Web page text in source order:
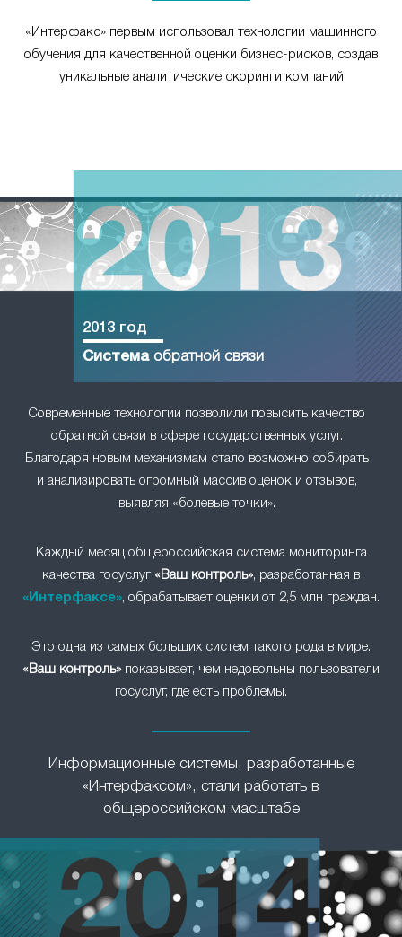
«Интерфакс» первым использовал технологии машинного
обучения для качественной оценки бизнес-рисков, создав
уникальные аналитические скоринги компаний
Современные технологии позволили повысить качество
обратной связи в сфере государственных услуг.
Благодаря новым механизмам стало возможно собирать
и анализировать огромный массив оценок и отзывов,
выявляя «болевые точки».
2013 год
Системаобратной связи
Каждый месяц общероссийская система мониторинга
качества госуслуг «Ваш контроль», разработанная в
«Интерфаксе», обрабатывает оценки от 2,5 млн граждан.
Это одна из самых больших систем такого рода в мире.
«Ваш контроль»показывает, чем недовольны пользователи
госуслуг, где есть проблемы.
Информационные системы, разработанные
«Интерфаксом», стали работать в
общероссийском масштабе